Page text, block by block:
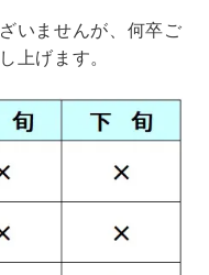
いませんが、何卒ご
上げます。